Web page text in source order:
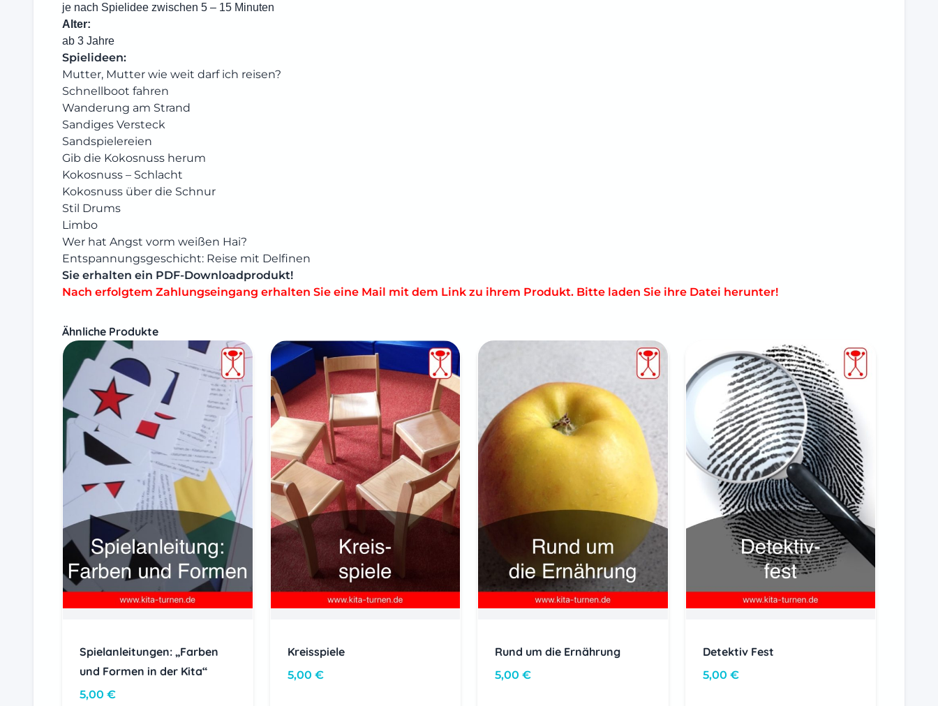
je nach Spielidee zwischen 5 – 15 Minuten
Alter:
ab 3 Jahre
Spielideen:
Mutter, Mutter wie weit darf ich reisen?
Schnellboot fahren
Wanderung am Strand
Sandiges Versteck
Sandspielereien
Gib die Kokosnuss herum
Kokosnuss – Schlacht
Kokosnuss über die Schnur
Stil Drums
Limbo
Wer hat Angst vorm weißen Hai?
Entspannungsgeschicht: Reise mit Delfinen
Sie erhalten ein PDF-Downloadprodukt!
Nach erfolgtem Zahlungseingang erhalten Sie eine Mail mit dem Link zu ihrem Produkt. Bitte laden Sie ihre Datei herunter!
Ähnliche Produkte
Spielanleitungen: „Farben
und Formen in der Kita“
5,00 €
Kreisspiele
5,00 €
Rund um die Ernährung
5,00 €
Detektiv Fest
5,00 €